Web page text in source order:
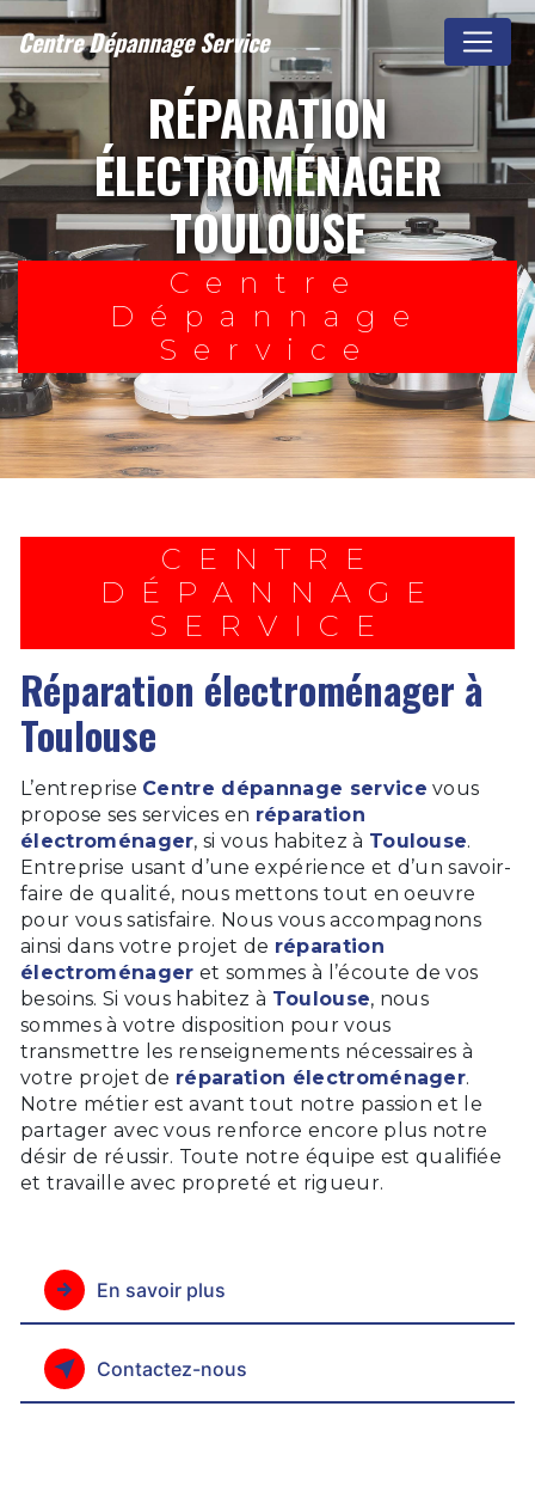
Centre Dépannage Service
RÉPARATION
ÉLECTROMÉNAGER
TOULOUSE
Centre
Dépannage
Service
CENTRE
DÉPANNAGE
SERVICE
réparation électroménager à
Toulouse
L’entreprise Centre dépannage service vous
propose ses services en réparation
électroménager, si vous habitez à Toulouse.
Entreprise usant d’une expérience et d’un savoir-
faire de qualité, nous mettons tout en oeuvre
pour vous satisfaire. Nous vous accompagnons
ainsi dans votre projet de réparation
électroménager et sommes à l’écoute de vos
besoins. Si vous habitez à Toulouse, nous
sommes à votre disposition pour vous
transmettre les renseignements nécessaires à
votre projet de réparation électroménager.
Notre métier est avant tout notre passion et le
partager avec vous renforce encore plus notre
désir de réussir. Toute notre équipe est qualifiée
et travaille avec propreté et rigueur.
En savoir plus
Contactez-nous
Panneau de gestion des cookies